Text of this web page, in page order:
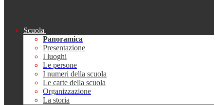
Scuola
Panoramica
Presentazione
I luoghi
Le persone
I numeri della scuola
Le carte della scuola
Organizzazione
La storia